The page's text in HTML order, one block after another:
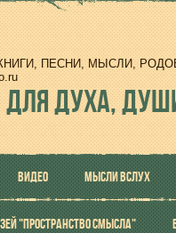
ПЕСНИ, МЫСЛИ,
ДЛЯ ДУХА,
ВИДЕО МЫСЛИ ВСЛУХ
"ПРОСТРАНСТВО СМЫСЛА"